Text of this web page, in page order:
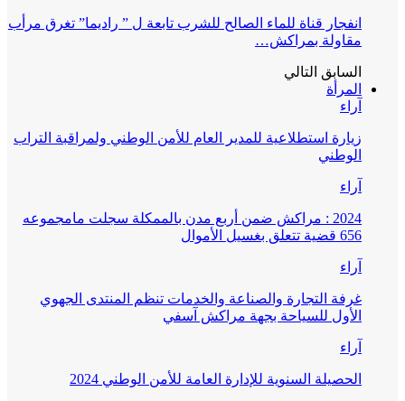
انفجار قناة للماء الصالح للشرب تابعة ل ” راديما” تغرق مرأب
مقاولة بمراكش…
السابق التالي
المرأة
آراء
زيارة استطلاعية للمدير العام للأمن الوطني ولمراقبة التراب
الوطني
آراء
2024 : مراكش ضمن أربع مدن بالممكلة سجلت مامجموعه
656 قضية تتعلق بغسيل الأموال
آراء
غرفة التجارة والصناعة والخدمات تنظم المنتدى الجهوي
الأول للسياحة بجهة مراكش آسفي
آراء
الحصيلة السنوية للإدارة العامة للأمن الوطني 2024